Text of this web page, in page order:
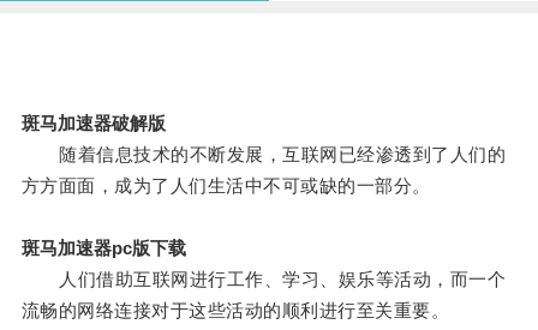
斑马加速器破解版
随着信息技术的不断发展，互联网已经渗透到了人们的
方方面面，成为了人们生活中不可或缺的一部分。
斑马加速器pc版下载
人们借助互联网进行工作、学习、娱乐等活动，而一个
流畅的网络连接对于这些活动的顺利进行至关重要。